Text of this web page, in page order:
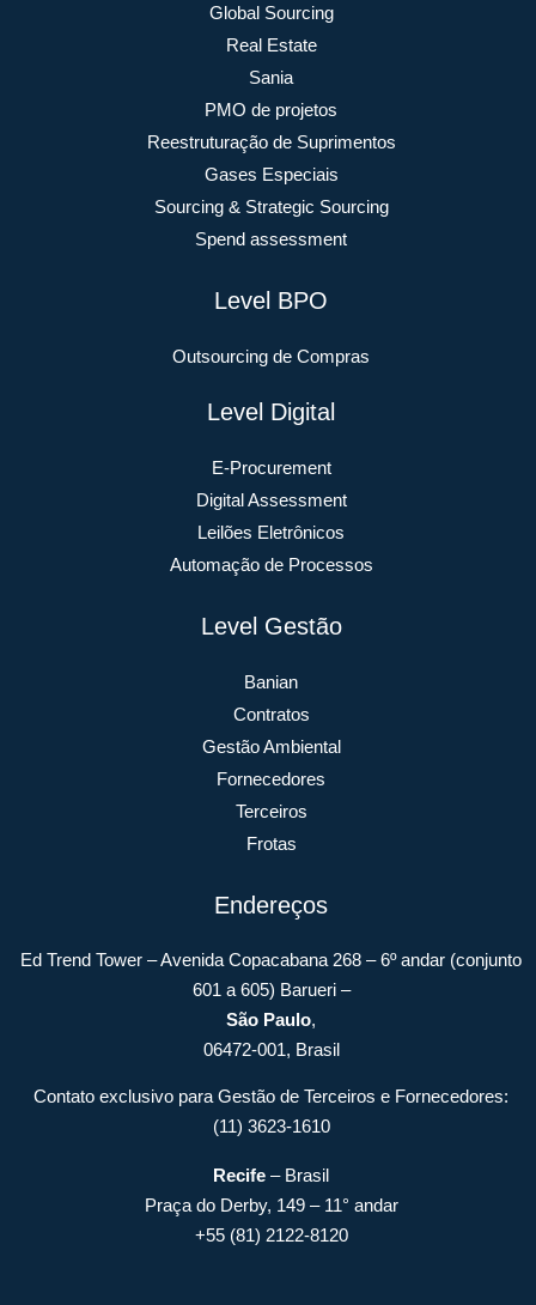
Global Sourcing
Real Estate
Sania
PMO de projetos
Reestruturação de Suprimentos
Gases Especiais
Sourcing & Strategic Sourcing
Spend assessment
Level BPO
Outsourcing de Compras
Level Digital
E-Procurement
Digital Assessment
Leilões Eletrônicos
Automação de Processos
Level Gestão
Banian
Contratos
Gestão Ambiental
Fornecedores
Terceiros
Frotas
Endereços
Ed Trend Tower – Avenida Copacabana 268 – 6º andar (conjunto
601 a 605) Barueri –
São Paulo,
06472-001, Brasil
Contato exclusivo para Gestão de Terceiros e Fornecedores:
(11) 3623-1610
Recife – Brasil
Praça do Derby, 149 – 11° andar
+55 (81) 2122-8120